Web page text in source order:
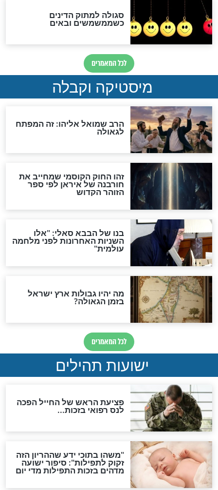
מה יהיה בימות המשיח?
"לפני הגאולה תהיה אפיקורסות
והכחשה גדולה מאוד של
האמונה"
האם לאחר בוא המשיח יהיה
אפשר לחזור בתשובה?
לכל המאמרים
להמתקת הדינים וביטול
גזרות
סגולת ע"ב שמות הקודש
תפילה סגולית להמתקת
הדינים